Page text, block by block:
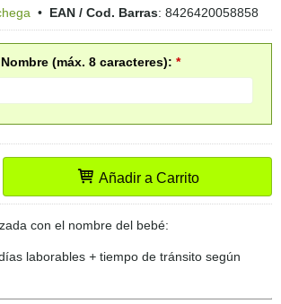
• EAN / Cod. Barras: 8426420058858
(máx. 8 caracteres): *
Añadir a Carrito
con el nombre del bebé:
laborables + tiempo de tránsito según